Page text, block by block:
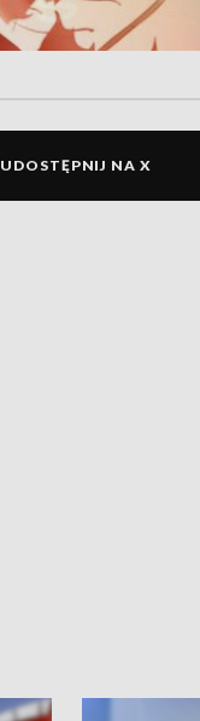
UDOSTĘPNIJ NA X